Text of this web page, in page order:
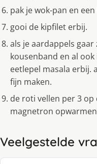
pak je wok-pan en
gooi de kipfilet erbij.
als je aardappels
kousenband en al
eetlepel masala erbij.
fijn maken.
de roti vellen per 3
magnetron
Veelgestelde